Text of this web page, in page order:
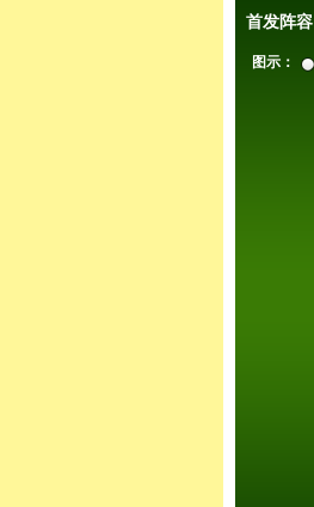
首发阵容
图示：